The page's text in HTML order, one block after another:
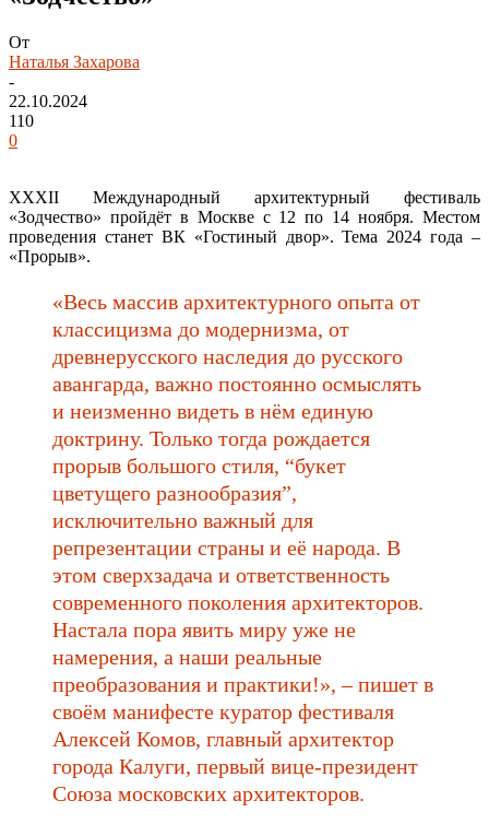
От
Наталья Захарова
-
22.10.2024
110
0
XXXII Международный архитектурный фестиваль
«Зодчество» пройдёт в Москве с 12 по 14 ноября. Местом
проведения станет ВК «Гостиный двор». Тема 2024 года –
«Прорыв».
«Весь массив архитектурного опыта от
классицизма до модернизма, от
древнерусского наследия до русского
авангарда, важно постоянно осмыслять
и неизменно видеть в нëм единую
доктрину. Только тогда рождается
прорыв большого стиля, “букет
цветущего разнообразия”,
исключительно важный для
репрезентации страны и еë народа. В
этом сверхзадача и ответственность
современного поколения архитекторов.
Настала пора явить миру уже не
намерения, а наши реальные
преобразования и практики!», – пишет в
своём манифесте куратор фестиваля
Алексей Комов, главный архитектор
города Калуги, первый вице-президент
Союза московских архитекторов.